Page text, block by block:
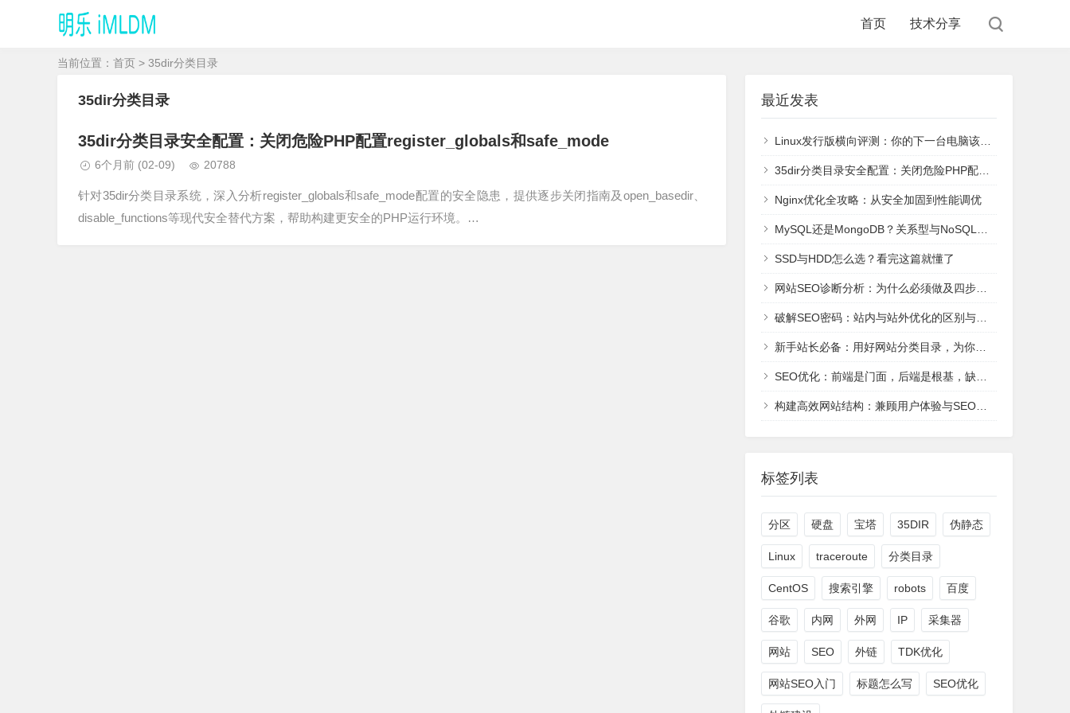
首页 技术分享
当前位置： 首页 > 35dir分类目录
35dir分类目录
35dir分类目录安全配置：关闭危险PHP配置register_globals和safe_mode
6个月前 (02-09) 20788
针对35dir分类目录系统，深入分析register_globals和safe_mode配置的安全隐患，提供逐步关闭指南及open_basedir、
disable_functions等现代安全替代方案，帮助构建更安全的PHP运行环境。…
最近发表
Linux发行版横向评测：你的下一台电脑该装哪个？
35dir分类目录安全配置：关闭危险PHP配置register_globals和safe_mode
Nginx优化全攻略：从安全加固到性能调优
MySQL还是MongoDB？关系型与NoSQL六大主流数据库核心解析与选型
SSD与HDD怎么选？看完这篇就懂了
网站SEO诊断分析：为什么必须做及四步系统化操作法
破解SEO密码：站内与站外优化的区别与协同策略
新手站长必备：用好网站分类目录，为你的新站快速引流
SEO优化：前端是门面，后端是根基，缺一不可
构建高效网站结构：兼顾用户体验与SEO友好的双赢策略
标签列表
分区 硬盘 宝塔 35DIR 伪静态
Linux traceroute 分类目录
CentOS 搜索引擎 robots 百度
谷歌 内网 外网 IP 采集器
网站 SEO 外链 TDK优化
网站SEO入门 标题怎么写 SEO优化